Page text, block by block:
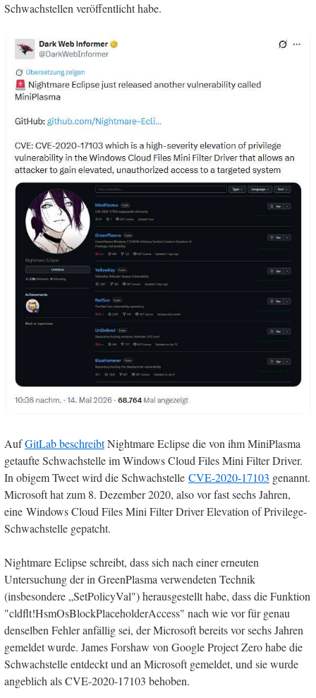
Schwachstellen veröffentlicht habe.
AufGitLab beschreibtNightmare Eclipse die von ihm MiniPlasma
getaufte Schwachstelle im Windows Cloud Files Mini Filter Driver.
In obigem Tweet wird die Schwachstelle CVE-2020-17103 genannt.
Microsoft hat zum 8. Dezember 2020, also vor fast sechs Jahren,
eine Windows Cloud Files Mini Filter Driver Elevation of Privilege-
Schwachstelle gepatcht.
Nightmare Eclipse schreibt, dass sich nach einer erneuten
Untersuchung der in GreenPlasma verwendeten Technik
(insbesondere „SetPolicyVal") herausgestellt habe, dass die Funktion
"cldflt!HsmOsBlockPlaceholderAccess" nach wie vor für genau
denselben Fehler anfällig sei, der Microsoft bereits vor sechs Jahren
gemeldet wurde. James Forshaw von Google Project Zero habe die
Schwachstelle entdeckt und an Microsoft gemeldet, und sie wurde
angeblich als CVE-2020-17103 behoben.